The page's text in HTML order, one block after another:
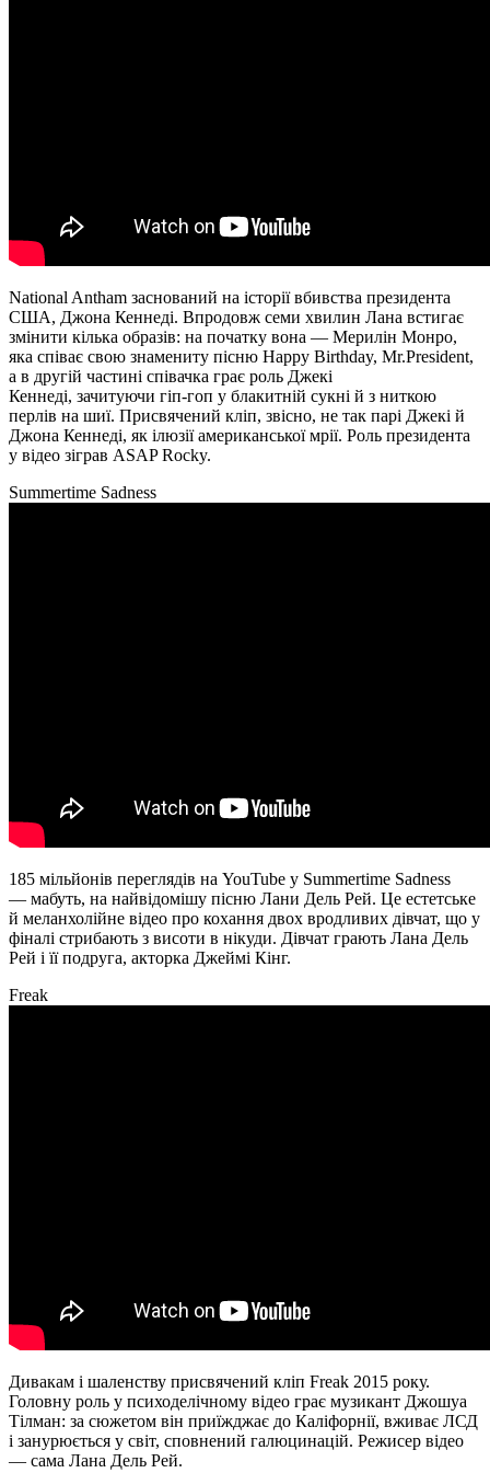
National Antham заснований на історії вбивства президента
США, Джона Кеннеді. Впродовж семи хвилин Лана встигає
змінити кілька образів: на початку вона — Мерилін Монро,
яка співає свою знамениту пісню Happy Birthday, Mr.President,
а в другій частині співачка грає роль Джекі
Кеннеді, зачитуючи гіп-гоп у блакитній сукні й з ниткою
перлів на шиї. Присвячений кліп, звісно, не так парі Джекі й
Джона Кеннеді, як ілюзії американської мрії. Роль президента
у відео зіграв ASAP Rocky.
Summertime Sadness
185 мільйонів переглядів на YouTube у Summertime Sadness
— мабуть, на найвідомішу пісню Лани Дель Рей. Це естетське
й меланхолійне відео про кохання двох вродливих дівчат, що у
фіналі стрибають з висоти в нікуди. Дівчат грають Лана Дель
Рей і її подруга, акторка Джеймі Кінг.
Freak
Дивакам і шаленству присвячений кліп Freak 2015 року.
Головну роль у психоделічному відео грає музикант Джошуа
Тілман: за сюжетом він приїжджає до Каліфорнії, вживає ЛСД
і занурюється у світ, сповнений галюцинацій. Режисер відео
— сама Лана Дель Рей.